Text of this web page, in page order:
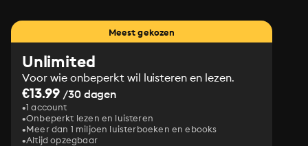
Meest gekozen
Unlimited
Voor wie onbeperkt wil luisteren en lezen.
€13.99 /30 dagen
1 account
Onbeperkt lezen en luisteren
Meer dan 1 miljoen luisterboeken en ebooks
Altijd opzegbaar